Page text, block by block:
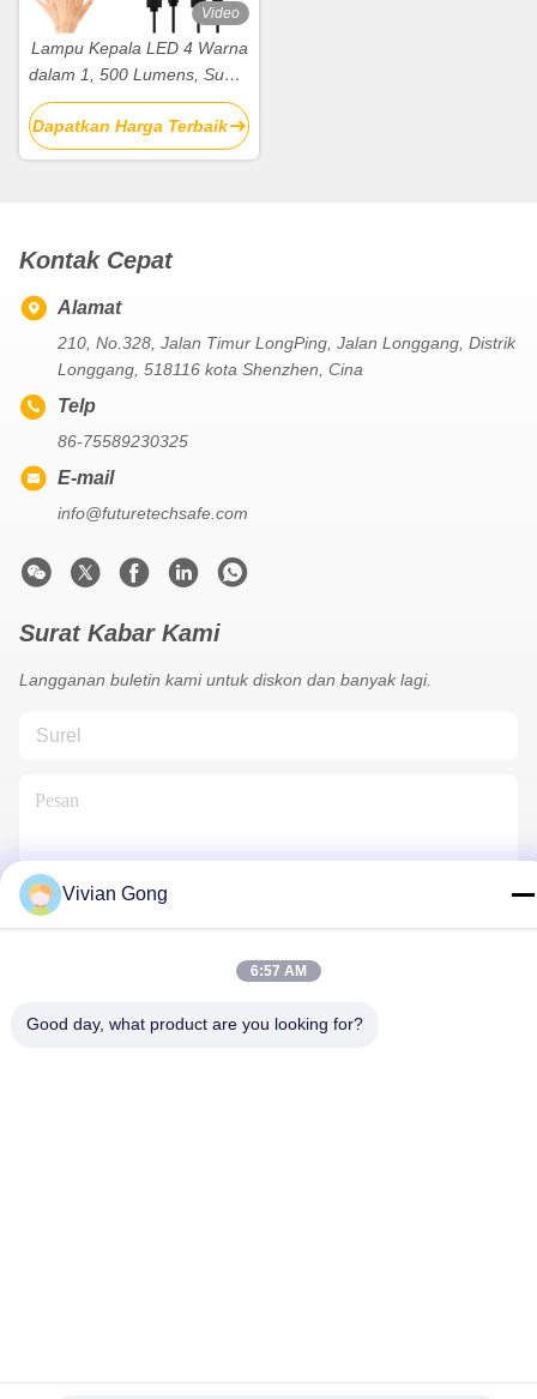
Video
Lampu Kepala LED 4 Warna
dalam 1, 500 Lumens, Super
Terang, Sensor Gerak
Dapatkan Harga Terbaik
Kontak Cepat
Alamat
210, No.328, Jalan Timur LongPing, Jalan Longgang, Distrik
Longgang, 518116 kota Shenzhen, Cina
Telp
86-75589230325
E-mail
info@futuretechsafe.com
Surat Kabar Kami
Langganan buletin kami untuk diskon dan banyak lagi.
Hubungi Kami
Vivian Gong
6:57 AM
Good day, what product are you looking for?